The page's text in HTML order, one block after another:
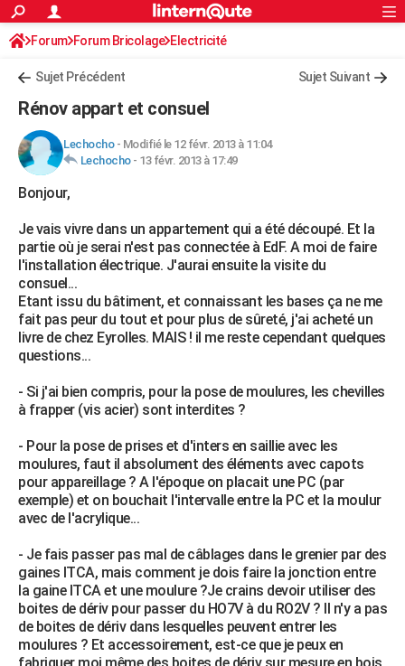
ACTUALITÉS
Politique
Société
Faits Divers
Education
Monde
Villes
+
FINANCE
Retraite
Impôts
Epargne
Immobilier
Risques naturels par ville
Banque
Assurance
Crédit
AUTO
Essais
Réserver un essai
Citadines
Berlines
SUV
Forum auto
+HIGH-TECH
Mobiles
Meilleur smartphone
Internet
Ordinateurs
Jeux vidéo
Guide high-tech
+BRICOLAGE
Forum
Aménagement intérieur
Extérieur
Cuisine
Salle de bains
Jardinage
Rangement
WEEK-END
Guides de France
Escapades
Patrimoine
Expositions
Musées
Week-end nature
+LIFESTYLE
Art de vivre
Bien-être
Loisirs
Modes de vie
SANTE
Alimentation
Guide de la santé
Maladies
Médicaments
Sommeil
VOYAGE
Destinations
Voyage nature
Voyage de noces
GUIDES D'ACHAT
BONS PLANS
Carte de Noël
Carte Bonne année
Carte Saint-Valentin
Carte Pâques
Carte d'anniversaire
DICTIONNAIRE
Dictionnaire
Biographies
Citations
Expressions
Proverbes
PROGRAMME TV
COPAINS D'AVANT
S'inscrire
Connexion
Forum Forum Bricolage Electricité
Sujet Précédent Sujet Suivant
Rénov appart et consuel
Lechocho- Modifié le 12 févr. 2013 à 11:04
Lechocho- 13 févr. 2013 à 17:49
Bonjour,
Je vais vivre dans un appartement qui a été découpé. Et la
partie où je serai n'est pas connectée à EdF. A moi de faire
l'installation électrique. J'aurai ensuite la visite du
consuel...
Etant issu du bâtiment, et connaissant les bases ça ne me
fait pas peur du tout et pour plus de sûreté, j'ai acheté un
livre de chez Eyrolles. MAIS ! il me reste cependant quelques
questions...
- Si j'ai bien compris, pour la pose de moulures, les chevilles
à frapper (vis acier) sont interdites ?
- Pour la pose de prises et d'inters en saillie avec les
moulures, faut il absolument des éléments avec capots
pour appareillage ? A l'époque on placait une PC (par
exemple) et on bouchait l'intervalle entre la PC et la moulur
avec de l'acrylique...
- Je fais passer pas mal de câblages dans le grenier par des
gaines ITCA, mais comment je dois faire la jonction entre
la gaine ITCA et une moulure ?Je crains devoir utiliser des
boites de dériv pour passer du HO7V à du RO2V ? Il n'y a pas
de boites de dériv dans lesquelles peuvent entrer les
moulures ? Et accessoirement, est-ce que je peux en